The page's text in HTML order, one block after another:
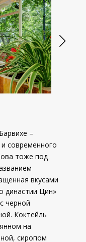
–
и современного
тоже под
вкусами
династии Цин»
черной
Коктейль
на
сиропом